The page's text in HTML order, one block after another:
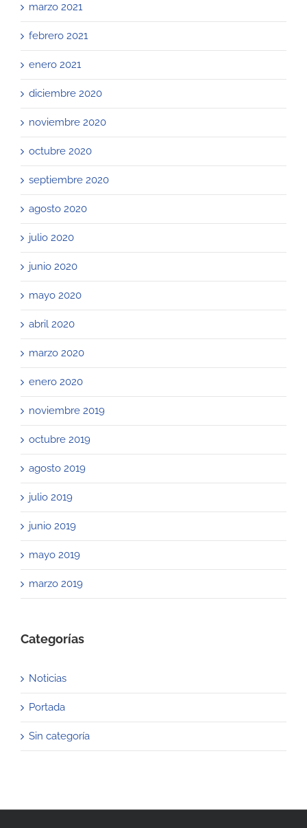
marzo 2021
febrero 2021
enero 2021
diciembre 2020
noviembre 2020
octubre 2020
septiembre 2020
agosto 2020
julio 2020
junio 2020
mayo 2020
abril 2020
marzo 2020
enero 2020
noviembre 2019
octubre 2019
agosto 2019
julio 2019
junio 2019
mayo 2019
marzo 2019
Categorías
Noticias
Portada
Sin categoría